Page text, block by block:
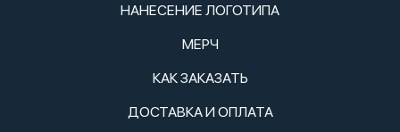
НАНЕСЕНИЕ ЛОГОТИПА
МЕРЧ
КАК ЗАКАЗАТЬ
ДОСТАВКА И ОПЛАТА